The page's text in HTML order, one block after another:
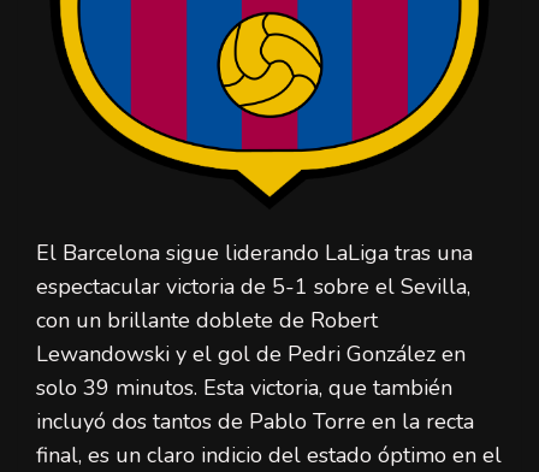
El Barcelona sigue liderando LaLiga tras una
espectacular victoria de 5-1 sobre el Sevilla,
con un brillante doblete de Robert
Lewandowski y el gol de Pedri González en
solo 39 minutos. Esta victoria, que también
incluyó dos tantos de Pablo Torre en la recta
final, es un claro indicio del estado óptimo en el